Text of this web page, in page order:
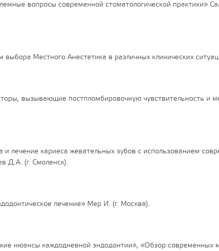
вопросы современной стоматологической практики»
Местного Анестетика в различных клинических
вызывающие постпломбировочную чувствительность и
лечение кариеса жевательных зубов с использованием
Д.А. (г. Смоленск).
лечение» Мер И. (г. Москва).
нюансы каждодневной эндодонтии», «Обзор современных